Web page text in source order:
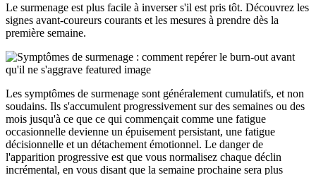
Le surmenage est plus facile à inverser s'il est pris tôt. Découvrez les
signes avant-coureurs courants et les mesures à prendre dès la
première semaine.
Les symptômes de surmenage sont généralement cumulatifs, et non
soudains. Ils s'accumulent progressivement sur des semaines ou des
mois jusqu'à ce que ce qui commençait comme une fatigue
occasionnelle devienne un épuisement persistant, une fatigue
décisionnelle et un détachement émotionnel. Le danger de
l'apparition progressive est que vous normalisez chaque déclin
incrémental, en vous disant que la semaine prochaine sera plus